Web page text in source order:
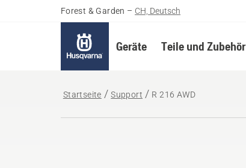
Forest & Garden – CH, Deutsch
Geräte Teile und Zubehör
Startseite Support R 216 AWD